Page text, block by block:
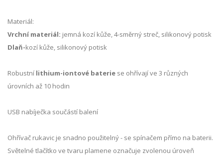
Materiál:
Vrchní materiál: jemná kozí kůže, 4-směrný streč, silikonový potisk
Dlaň-kozí kůže, silikonový potisk
Robustní lithium-iontové baterie se ohřívají ve 3 různých
úrovních až 10 hodin
USB nabíječka součástí balení
Ohřívač rukavic je snadno použitelný - se spínačem přímo na baterii.
Světelné tlačítko ve tvaru plamene označuje zvolenou úroveň